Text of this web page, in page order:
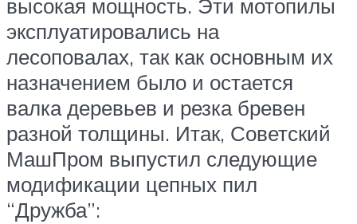
высокая мощность. Эти мотопилы
эксплуатировались на
лесоповалах, так как основным их
назначением было и остается
валка деревьев и резка бревен
разной толщины. Итак, Советский
МашПром выпустил следующие
модификации цепных пил
“Дружба”: